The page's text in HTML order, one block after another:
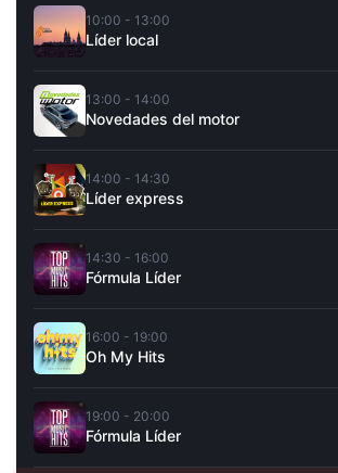
10:00 - 13:00
Líder local
13:00 - 14:00
Novedades del motor
14:00 - 14:30
Líder express
14:30 - 16:00
Fórmula Líder
16:00 - 19:00
Oh My Hits
19:00 - 20:00
Fórmula Líder